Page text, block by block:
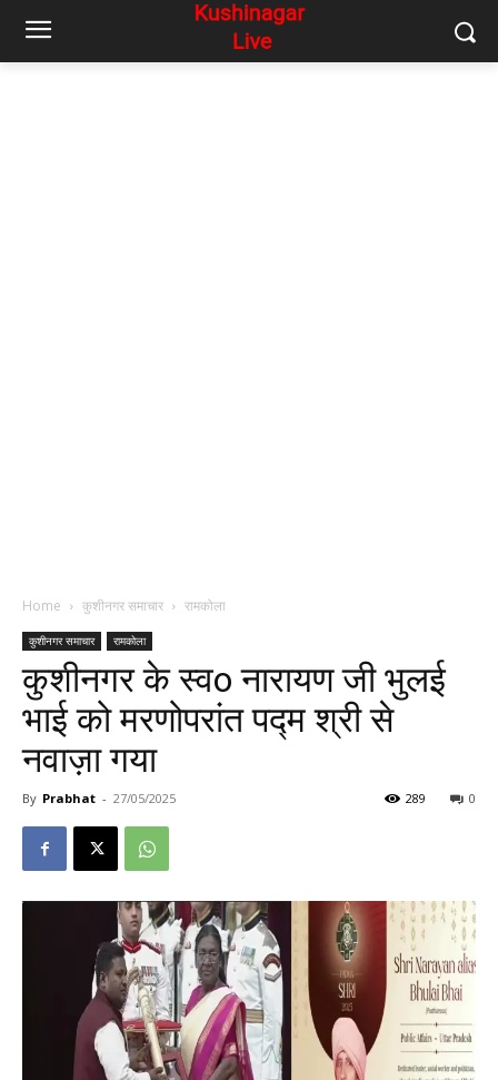
Home कुशीनगर समाचार रामकोला
कुशीनगर समाचार रामकोला
कुशीनगर के स्वo नारायण जी भुलई
भाई को मरणोपरांत पद्म श्री से
नवाज़ा गया
By Prabhat - 27/05/2025 0
289